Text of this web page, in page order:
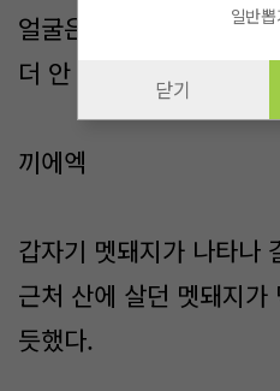
얼굴은 이쁜데 입에는 걸
더 안 좋아졌다.
끼에엑
갑자기 멧돼지가 나타나
근처 산에 살던 멧돼지
듯했다.
일반
닫기